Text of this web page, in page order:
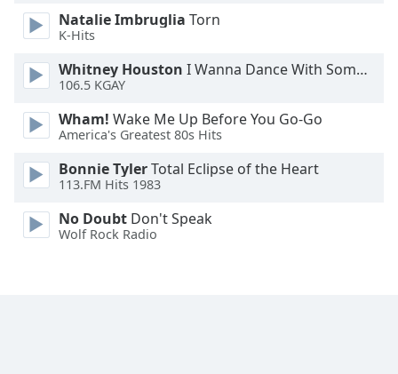
Done
Close
Dialog
End
dialog
window.
Natalie Imbruglia Torn
K-Hits
Whitney Houston I Wanna Dance With Somebody
106.5 KGAY
Wham! Wake Me Up Before You Go-Go
America's Greatest 80s Hits
Bonnie TylerTotal Eclipse of the Heart
113.FM Hits 1983
No Doubt Don't Speak
Wolf Rock Radio